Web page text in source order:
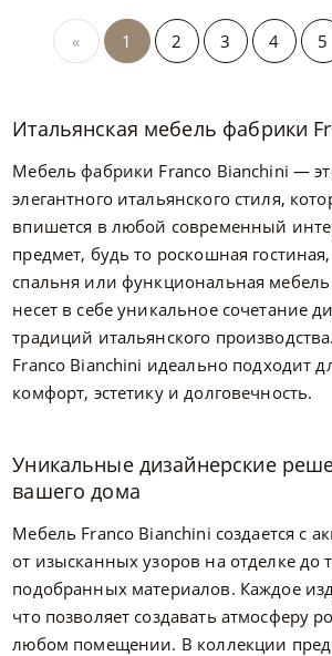
« 1 2 3 4 5
Итальянская мебель фабрики
Мебель фабрики Franco Bianchini —
элегантного итальянского стиля,
впишется в любой современный
предмет, будь то роскошная
спальня или функциональная мебель
несет в себе уникальное сочетание
традиций итальянского
Franco Bianchini идеально подходит
комфорт, эстетику и долговечность.
Уникальные дизайнерские
вашего дома
Мебель Franco Bianchini создается с
от изысканных узоров на отделке до
подобранных материалов. Каждое
что позволяет создавать атмосферу
любом помещении. В коллекции